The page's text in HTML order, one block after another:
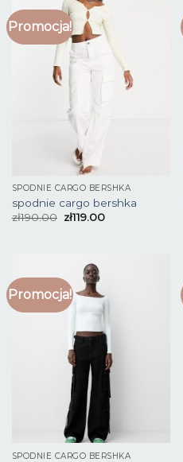
Promocja!
SPODNIE CARGO BERSHKA
spodnie cargo bershka
zł190.00 zł119.00
Promocja!
SPODNIE CARGO BERSHKA